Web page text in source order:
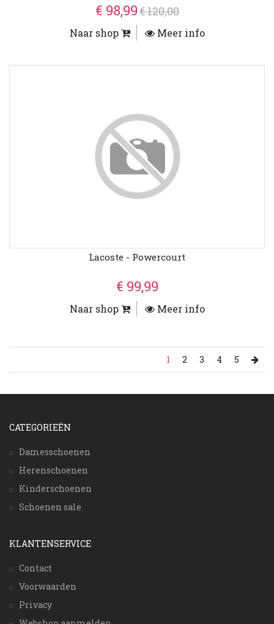
€ 98,99€ 120,00
Naar shop Meer info
Lacoste - Powercourt
€ 99,99
Naar shop Meer info
1 2 3 4 5
CATEGORIEËN
Damesschoenen
Herenschoenen
Kinderschoenen
Schoenen sale
KLANTENSERVICE
Contact
Voorwaarden
Privacy